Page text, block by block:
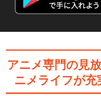
アニメ専門の見
ニメライフが充